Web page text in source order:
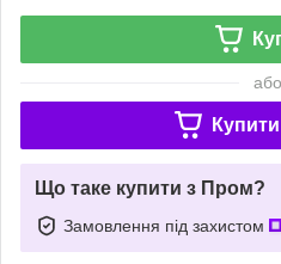
або
Що таке купити з Пром?
Замовлення під захистом